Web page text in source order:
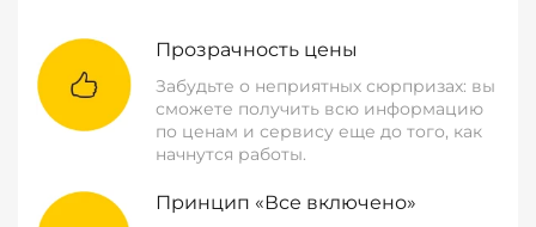
Прозрачность цены
Забудьте о неприятных сюрпризах: вы
сможете получить всю информацию
по ценам и сервису еще до того, как
начнутся работы.
Принцип «Все включено»